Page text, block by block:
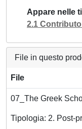
Appare nelle
2.1
File in questo
File
07_The Greek
Tipologia: 2. Post-